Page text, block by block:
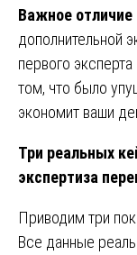
Важное отличие
дополнительной
первого
том, что было
экономит ваши
Три реальных
экспертиза
Приводим три
Все данные